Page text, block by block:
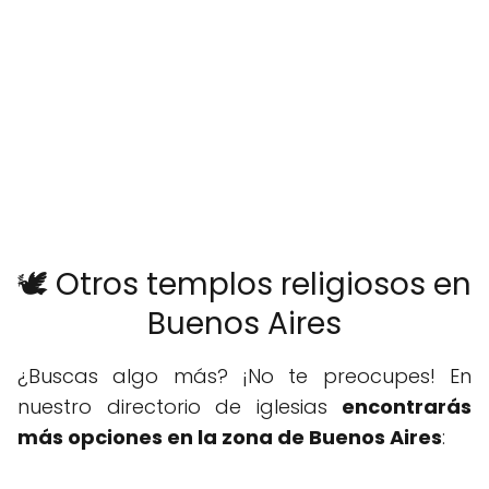
🕊️ Otros templos religiosos en
Buenos Aires
¿Buscas algo más? ¡No te preocupes! En
nuestro directorio de iglesias encontrarás
más opciones en la zona de Buenos Aires: